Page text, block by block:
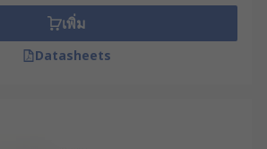
เพิ่ม
Datasheets